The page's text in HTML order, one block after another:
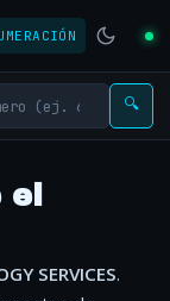
🔍
SERVICES.